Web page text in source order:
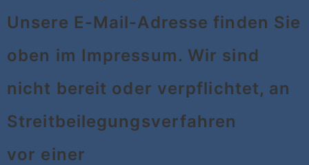
Unsere E-Mail-Adresse finden Sie
oben im Impressum. Wir sind
nicht bereit oder verpflichtet, an
Streitbeilegungsverfahren
vor einer